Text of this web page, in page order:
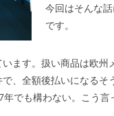
今回はそんな
です。
ます。扱い商品は欧
、全額後払いになる
でも構わない。こう言